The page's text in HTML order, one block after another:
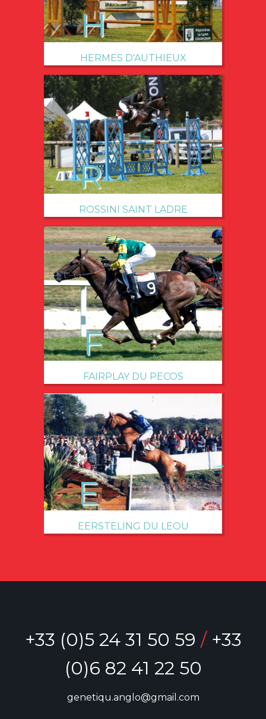
HERMES D'AUTHIEUX
ROSSINI SAINT LADRE
→
FAIRPLAY DU PECOS
→
EERSTELING DU LEOU
→
+33 (0)5 24 31 50 59 / +33
(0)6 82 41 22 50
genetiqu.anglo@gmail.com